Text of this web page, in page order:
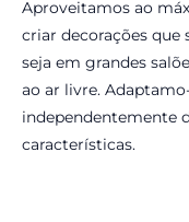
Aproveitamos ao
criar decorações que
seja em grandes
ao ar livre.
independentemente
características.